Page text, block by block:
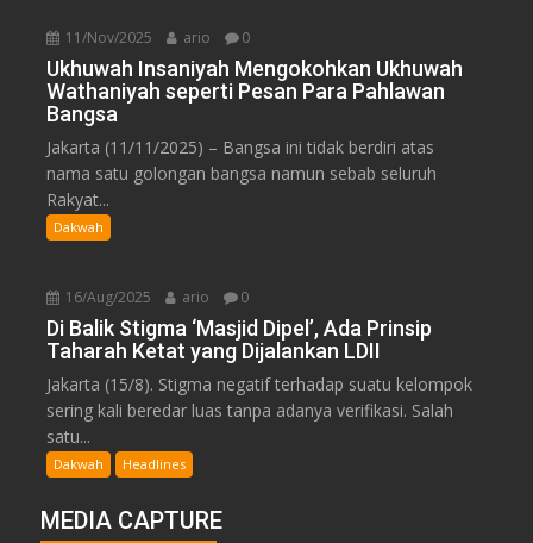
11/Nov/2025 ario 0
Ukhuwah Insaniyah Mengokohkan Ukhuwah
Wathaniyah seperti Pesan Para Pahlawan
Bangsa
Jakarta (11/11/2025) – Bangsa ini tidak berdiri atas
nama satu golongan bangsa namun sebab seluruh
Rakyat...
Dakwah
16/Aug/2025 ario 0
Di Balik Stigma ‘Masjid Dipel’, Ada Prinsip
Taharah Ketat yang Dijalankan LDII
Jakarta (15/8). Stigma negatif terhadap suatu kelompok
sering kali beredar luas tanpa adanya verifikasi. Salah
satu...
Dakwah Headlines
MEDIA CAPTURE